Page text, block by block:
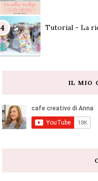
Tutorial - La
IL MIO